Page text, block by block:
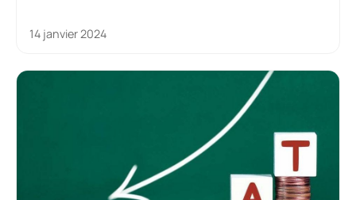
14 janvier 2024